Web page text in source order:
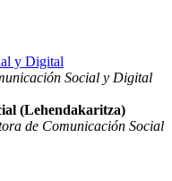
y Digital
Social y Digital
(Lehendakaritza)
de Comunicación Social